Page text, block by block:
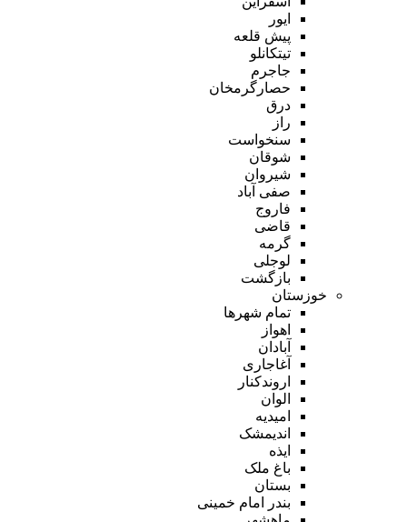
ایور
پیش قلعه
تیتکانلو
جاجرم
حصارگرمخان
درق
راز
سنخواست
شوقان
شیروان
صفی آباد
فاروج
قاضی
گرمه
لوجلی
بازگشت
خوزستان
تمام شهر‌ها
اهواز
آبادان
آغاجاری
اروندکنار
الوان
امیدیه
اندیمشک
ایذه
باغ ملک
بستان
بندر امام خمینی